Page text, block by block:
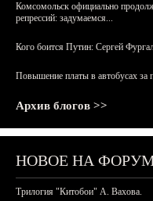
Комсомольск официально
репрессий: задумаемся...
Кого боится Путин: Сергей
Повышение платы в автобусах за
Архив блогов >>
НОВОЕ НА
Трилогия "Китобои" А. Вахова.